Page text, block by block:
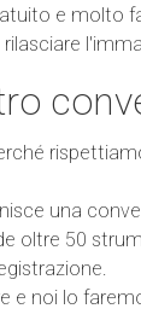
e molto
una
oltre 50
e noi lo